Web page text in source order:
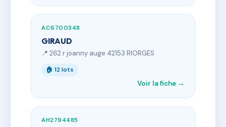
AC6700348
GIRAUD
📍 262 r joanny auge 42153 RIORGES
🏠 12 lots
Voir la fiche →
AH2794485